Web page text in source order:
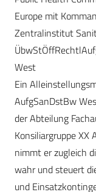
Europe mit
Zentralinstitut
West
Ein
AufgSanDstBw
der Abteilung
Konsiliargruppe
nimmt er zugleich
wahr und steuert
und